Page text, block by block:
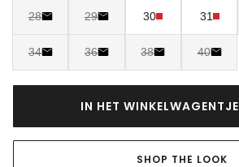
28 29 30 31
34 36 38 40
IN HET WINKELWAGENTJE
SHOP THE LOOK